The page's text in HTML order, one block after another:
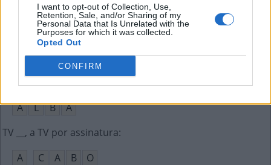
I want to opt-out of Collection, Use,
Retention, Sale, and/or Sharing of my
Personal Data that Is Unrelated with the
Purposes for which it was collected.
Opted Out
CONFIRM
O
S
Monarca russo com o epíteto de terrível
V
Ã
O mesmo que aurora, amanhecer:
A
L B
A
TV __, a TV por assinatura:
A
C A B
O